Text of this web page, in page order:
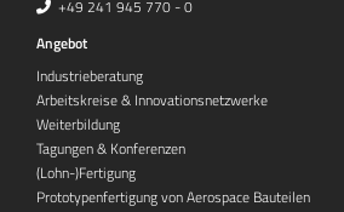
+49 241 945 770 - 0
Angebot
Industrieberatung
Arbeitskreise & Innovationsnetzwerke
Weiterbildung
Tagungen & Konferenzen
(Lohn-)Fertigung
Prototypenfertigung von Aerospace Bauteilen